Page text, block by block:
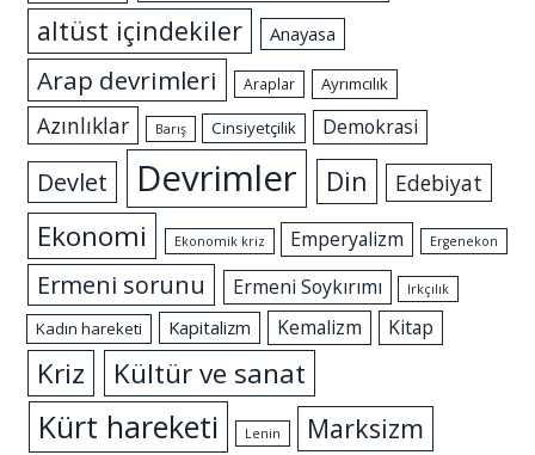
altüst içindekiler
Anayasa
Arap devrimleri Araplar Ayrımcılık
Azınlıklar Barış Cinsiyetçilik Demokrasi
Devlet Devrimler Din Edebiyat
Ekonomi Ekonomik kriz Emperyalizm Ergenekon
Ermeni sorunu Ermeni Soykırımı Irkçılık
Kadın hareketi Kapitalizm Kemalizm Kitap
Kriz Kültür ve sanat
Kürt hareketi Lenin Marksizm